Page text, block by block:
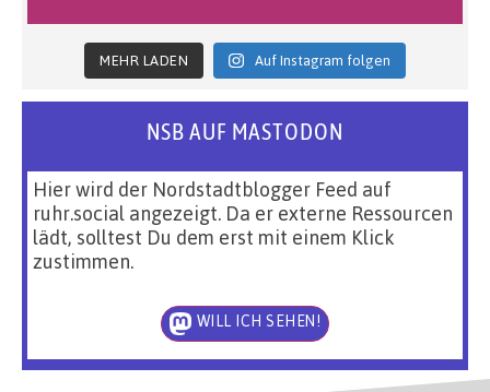
MEHR LADEN Auf Instagram folgen
NSB AUF MASTODON
Hier wird der Nordstadtblogger Feed auf
ruhr.social angezeigt. Da er externe Ressourcen
lädt, solltest Du dem erst mit einem Klick
zustimmen.
WILL ICH SEHEN!